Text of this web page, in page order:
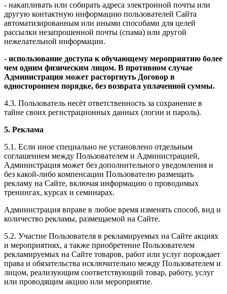
- накапливать или собирать адреса электронной почты или
другую контактную информацию пользователей Сайта
автоматизированным или иными способами для целей
рассылки незапрошенной почты (спама) или другой
нежелательной информации.
- использование доступа к обучающему мероприятию более
чем одним физическим лицом. В противном случае
Администрация может расторгнуть Договор в
одностороннем порядке, без возврата уплаченной суммы.
4.3. Пользователь несёт ответственность за сохранение в
тайне своих регистрационных данных (логин и пароль).
5. Реклама
5.1. Если иное специально не установлено отдельным
соглашением между Пользователем и Администрацией,
Администрация может без дополнительного уведомления и
без какой-либо компенсации Пользователю размещать
рекламу на Сайте, включая информацию о проводимых
тренингах, курсах и семинарах.
Администрация вправе в любое время изменять способ, вид и
количество рекламы, размещаемой на Сайте.
5.2. Участие Пользователя в рекламируемых на Сайте акциях
и мероприятиях, а также приобретение Пользователем
рекламируемых на Сайте товаров, работ или услуг порождает
права и обязательства исключительно между Пользователем и
лицом, реализующим соответствующий товар, работу, услуг
или проводящим акцию или мероприятие.